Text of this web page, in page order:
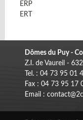
ERP
ERT
Dômes du Puy -
Z.I. de Vaureil -
Tel. : 04 73 95 01
Fax : 04 73 95 17
Email :